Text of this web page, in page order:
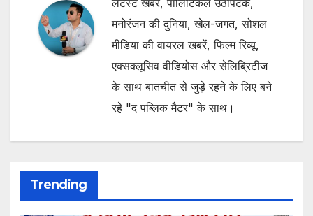
लेटेस्ट खबरें, पॉलिटिकल उठापटक,
मनोरंजन की दुनिया, खेल-जगत, सोशल
मीडिया की वायरल खबरें, फिल्म रिव्यू,
एक्सक्लूसिव वीडियोस और सेलिब्रिटीज
के साथ बातचीत से जुड़े रहने के लिए बने
रहे "द पब्लिक मैटर" के साथ।
Trending